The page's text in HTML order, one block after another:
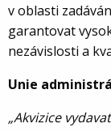
v oblasti
garantovat
nezávislosti a
Unie
„Akvizice